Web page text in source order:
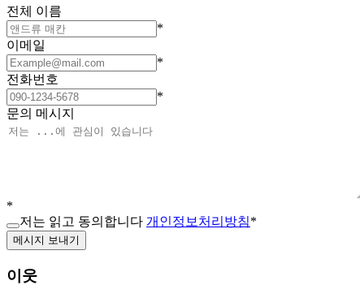
전체 이름
*
이메일
*
전화번호
*
문의 메시지
*
저는 읽고 동의합니다 개인정보처리방침*
메시지 보내기
이웃